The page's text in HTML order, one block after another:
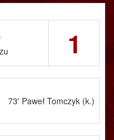
1
73' Paweł Tomczyk (k.)